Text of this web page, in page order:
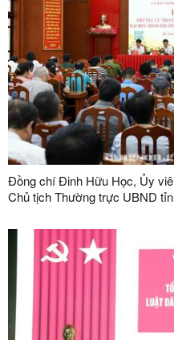
Đồng chí Đinh Hữu Học, Ủy
Chủ tịch Thường trực UBND